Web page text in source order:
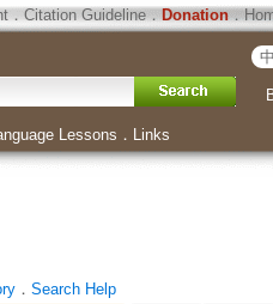
．Citation Guideline． Donation．
中
Lessons ． Links
． Search Help